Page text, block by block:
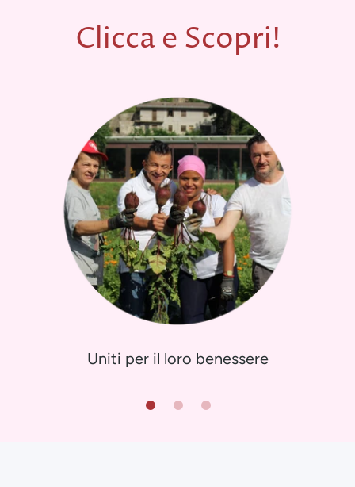
Clicca e Scopri!
Uniti per il loro benessere